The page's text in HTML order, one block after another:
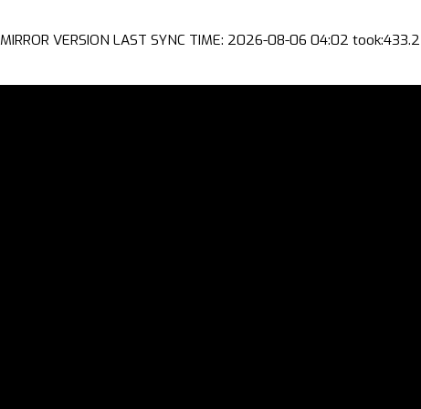
MIRROR VERSION LAST SYNC TIME: 2026-08-06 04:02